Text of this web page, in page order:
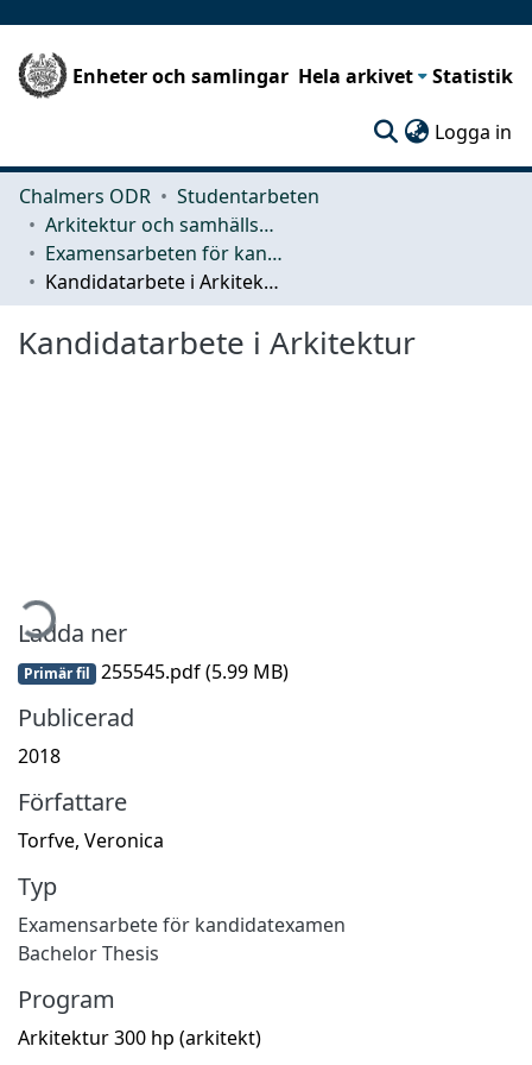
Enheter och samlingar Hela arkivet Statistik
Logga in
Chalmers ODR
Studentarbeten
Arkitektur och samhällsbyggnadsteknik (ACE)
Examensarbeten för kandidatexamen
Kandidatarbete i Arkitektur
Kandidatarbete i Arkitektur
Ladda ner
Primär fil 255545.pdf(5.99 MB)
Publicerad
2018
Författare
Torfve, Veronica
Typ
Examensarbete för kandidatexamen
Bachelor Thesis
Program
Arkitektur 300 hp (arkitekt)